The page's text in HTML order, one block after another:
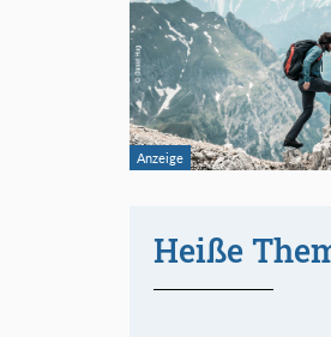
Heiße